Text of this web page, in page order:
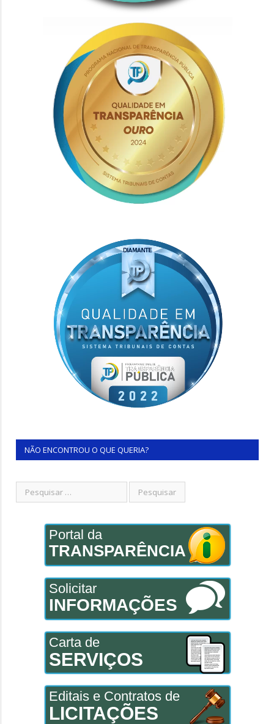
NÃO ENCONTROU O QUE QUERIA?
Portal da
TRANSPARÊNCIA
Solicitar
INFORMAÇÕES
Carta de
SERVIÇOS
Editais e Contratos de
LICITAÇÕES